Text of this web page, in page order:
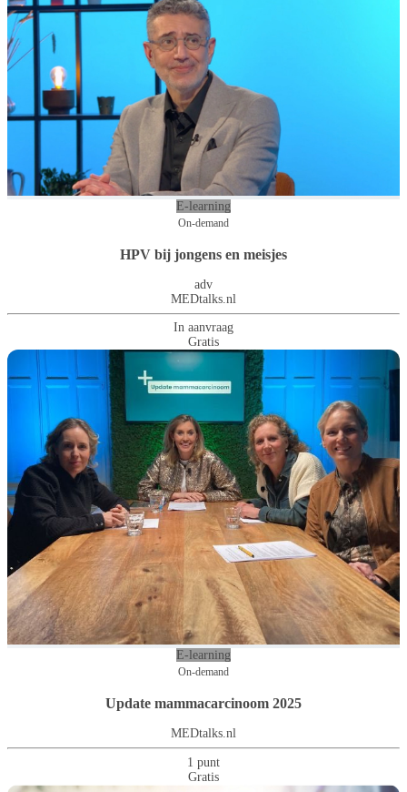
E-learning
On-demand
HPV bij jongens en meisjes
adv
MEDtalks.nl
In aanvraag
Gratis
E-learning
On-demand
Update mammacarcinoom 2025
MEDtalks.nl
1 punt
Gratis